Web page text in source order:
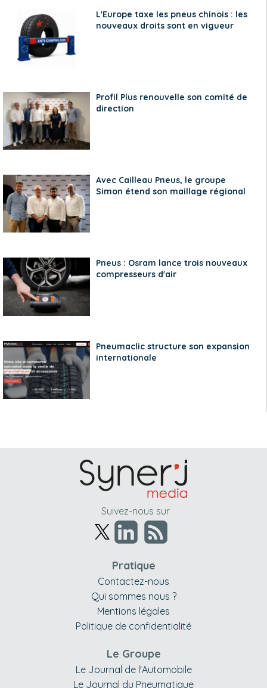
L'Europe taxe les pneus chinois : les
nouveaux droits sont en vigueur
Profil Plus renouvelle son comité de
direction
Avec Cailleau Pneus, le groupe
Simon étend son maillage régional
Pneus : Osram lance trois nouveaux
compresseurs d'air
Pneumaclic structure son expansion
internationale
Suivez-nous sur
Pratique
Contactez-nous
Qui sommes nous ?
Mentions légales
Politique de confidentialité
Le Groupe
Le Journal de l'Automobile
Le Journal du Pneumatique